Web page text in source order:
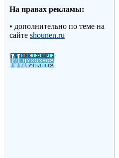
На правах рекламы:
• дополнительно по теме на
сайте shounen.ru